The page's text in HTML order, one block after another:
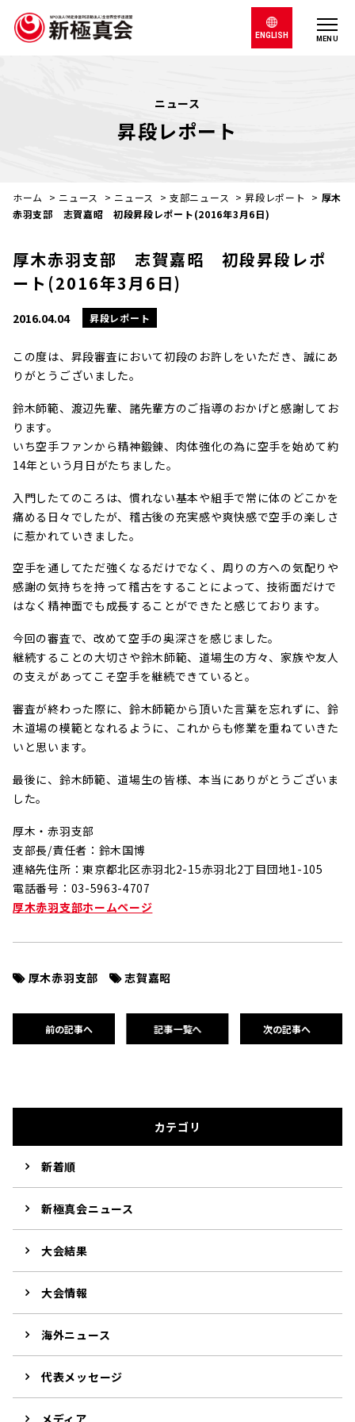
MENU
ENGLISH
ニュース
昇段レポート
ホーム > ニュース > ニュース >支部ニュース >昇段レポート > 厚木
赤羽支部 志賀嘉昭 初段昇段レポート(2016年3月6日)
厚木赤羽支部 志賀嘉昭 初段昇段レポ
ート(2016年3月6日)
2016.04.04 昇段レポート
この度は、昇段審査において初段のお許しをいただき、誠にあ
りがとうございました。
鈴木師範、渡辺先輩、諸先輩方のご指導のおかげと感謝してお
ります。
いち空手ファンから精神鍛錬、肉体強化の為に空手を始めて約
14年という月日がたちました。
入門したてのころは、慣れない基本や組手で常に体のどこかを
痛める日々でしたが、稽古後の充実感や爽快感で空手の楽しさ
に惹かれていきました。
空手を通してただ強くなるだけでなく、周りの方への気配りや
感謝の気持ちを持って稽古をすることによって、技術面だけで
はなく精神面でも成長することができたと感じております。
今回の審査で、改めて空手の奥深さを感じました。
継続することの大切さや鈴木師範、道場生の方々、家族や友人
の支えがあってこそ空手を継続できていると。
審査が終わった際に、鈴木師範から頂いた言葉を忘れずに、鈴
木道場の模範となれるように、これからも修業を重ねていきた
いと思います。
最後に、鈴木師範、道場生の皆様、本当にありがとうございま
した。
厚木・赤羽支部
支部長/責任者：鈴木国博
連絡先住所：東京都北区赤羽北2-15赤羽北2丁目団地1-105
電話番号：03-5963-4707
厚木赤羽支部ホームページ
厚木赤羽支部 志賀嘉昭
前の記事へ 記事一覧へ 次の記事へ
カテゴリ
新着順
新極真会ニュース
大会結果
大会情報
海外ニュース
代表メッセージ
メディア